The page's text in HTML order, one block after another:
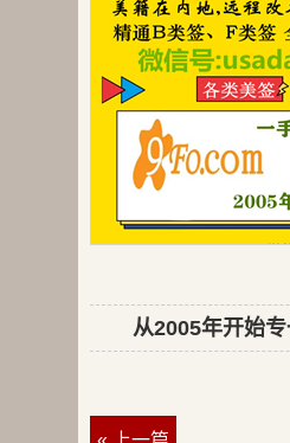
从2005年开始